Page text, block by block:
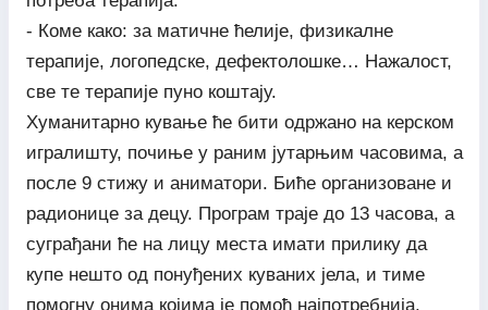
- Коме како: за матичне ћелије, физикалне
терапије, логопедске, дефектолошке… Нажалост,
све те терапије пуно коштају.
Хуманитарно кување ће бити одржано на керском
игралишту, почиње у раним јутарњим часовима, а
после 9 стижу и аниматори. Биће организоване и
радионице за децу. Програм траје до 13 часова, а
суграђани ће на лицу места имати прилику да
купе нешто од понуђених куваних јела, и тиме
помогну онима којима је помоћ најпотребнија.